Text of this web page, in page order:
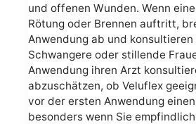
und offenen Wunden. Wenn
Rötung oder Brennen auftritt,
Anwendung ab und konsultieren
Schwangere oder stillende
Anwendung ihren Arzt
abzuschätzen, ob Veluflex
vor der ersten Anwendung
besonders wenn Sie